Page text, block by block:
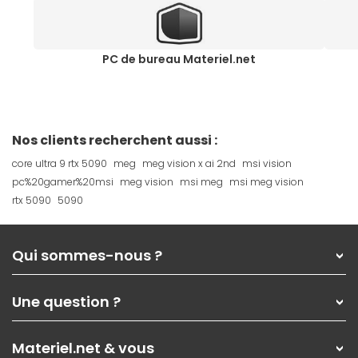
PC de bureau Materiel.net
Nos clients recherchent aussi :
core ultra 9 rtx 5090 meg meg vision x ai 2nd msi vision
pc%20gamer%20msi meg vision msi meg msi meg vision
rtx 5090 5090
Qui sommes-nous ?
Nos services
Les magasins Materiel.net
Nos solutions pour les pros
Une question ?
Paiement, livraison
Materiel.net & vous